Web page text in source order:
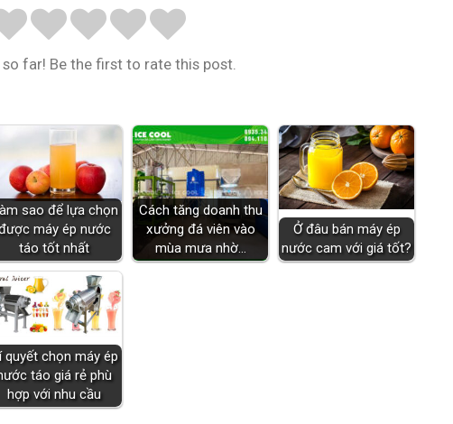
far! Be the first to rate this post.
sao để lựa chọn
máy ép nước
táo tốt nhất
Cách tăng doanh thu
xưởng đá viên vào
mùa mưa nhờ…
Ở đâu bán máy ép
nước cam với giá tốt?
quyết chọn máy ép
táo giá rẻ phù
hợp với nhu cầu